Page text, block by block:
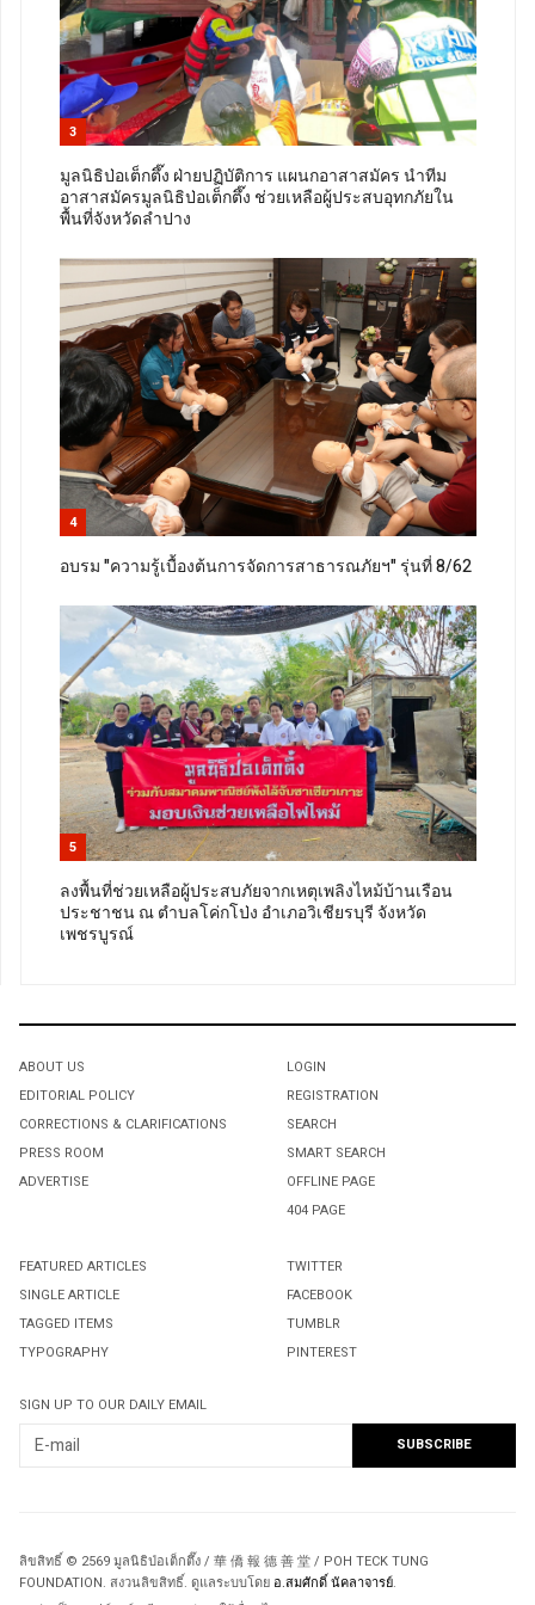
3
มูลนิธิป่อเต็กตึ๊ง ฝ่ายปฏิบัติการ แผนกอาสาสมัคร นำทีม
อาสาสมัครมูลนิธิป่อเต็กตึ๊ง ช่วยเหลือผู้ประสบอุทกภัยใน
พื้นที่จังหวัดลำปาง
4
อบรม "ความรู้เบื้องต้นการจัดการสาธารณภัยฯ" รุ่นที่ 8/62
5
ลงพื้นที่ช่วยเหลือผู้ประสบภัยจากเหตุเพลิงไหม้บ้านเรือน
ประชาชน ณ ตำบลโค่กโป่ง อำเภอวิเชียรบุรี จังหวัด
เพชรบูรณ์
ABOUT US
EDITORIAL POLICY
CORRECTIONS & CLARIFICATIONS
PRESS ROOM
ADVERTISE
LOGIN
REGISTRATION
SEARCH
SMART SEARCH
OFFLINE PAGE
404 PAGE
FEATURED ARTICLES
SINGLE ARTICLE
TAGGED ITEMS
TYPOGRAPHY
TWITTER
FACEBOOK
TUMBLR
PINTEREST
SIGN UP TO OUR DAILY EMAIL
ลิขสิทธิ์ © 2569 มูลนิธิป่อเต็กตึ๊ง / 華 僑 報 德 善 堂 / POH TECK TUNG
FOUNDATION. สงวนลิขสิทธิ์. ดูแลระบบโดย อ.สมศักดิ์ นัคลาจารย์.